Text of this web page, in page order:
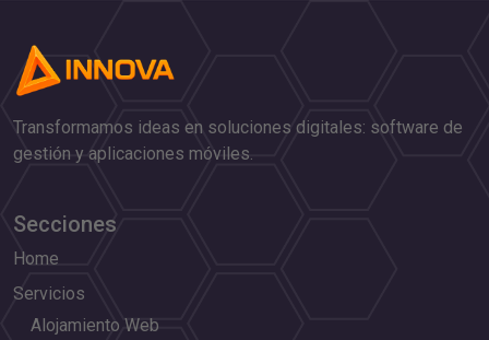
Transformamos ideas en soluciones digitales: software de
gestión y aplicaciones móviles.
Secciones
Home
Servicios
Alojamiento Web